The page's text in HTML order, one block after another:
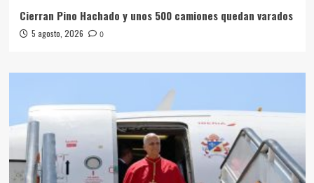
Cierran Pino Hachado y unos 500 camiones quedan varados
5 agosto, 2026 0